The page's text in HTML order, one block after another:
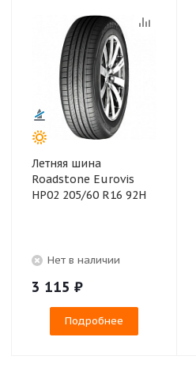
Летняя шина
Roadstone Eurovis
HP02 205/60 R16 92H
Нет в наличии
3 115 ₽
Подробнее